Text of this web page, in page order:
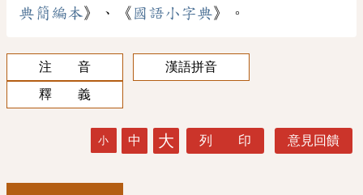
典簡編本》、《 國語小字典》。
注 音
漢語拼音
釋 義
小 中 大 列 印 意見回饋